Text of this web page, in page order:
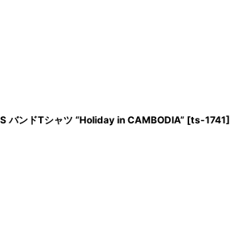
バンドTシャツ “Holiday in CAMBODIA” [ts-1741]